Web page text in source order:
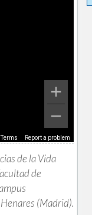
Terms Report a problem
de la Vida
de
(Madrid).